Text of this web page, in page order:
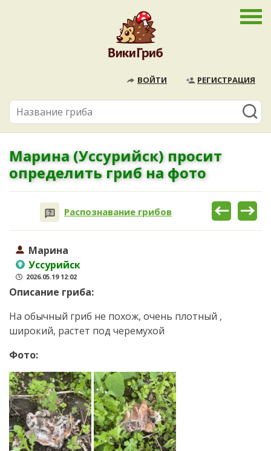
ВОЙТИ РЕГИСТРАЦИЯ
Марина (Уссурийск) просит
определить гриб на фото
Распознавание грибов
Марина
Уссурийск
2026.05.19 12:02
Описание гриба:
На обычный гриб не похож, очень плотный ,
широкий, растет под черемухой
Фото: